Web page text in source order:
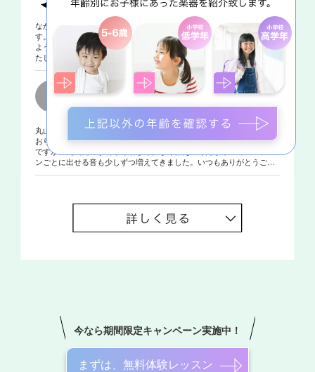
2026年7月20日に評価
なかなかうまく音を出せない娘に、根気よく教えてくださっていま
す。おかげさまで、娘はくじけることなく、「次はもっと音を出せる
ように頑張る」と、帰りもニコニコでした。また、よろしくお願いい
たします。
評価者情報非公開 5 大変満足
丸山先生のレッスンは面白くて楽しいと、娘がいつもお世話になって
おります。なかなか音が出なくて少し練習に後向きな時期もあったの
ですが、丸山先生が明るく楽しく優しく教えてくださるので、レッス
ンごとに出せる音も少しずつ増えてきました。いつもありがとうござ
今なら期間限定キャンペーン実施中！
まずは、無料体験レッスン